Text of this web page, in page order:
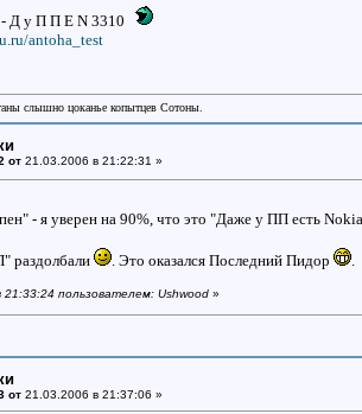
- Д у П П Е N 3310
antoha_test
слышно цоканье копытцев Сотоны.
от 21.03.2006 в 21:22:31 »
- я уверен на 90%, что это "Даже у ПП есть
раздолбали . Это оказался Последний Пидор .
пользователем: Ushwood »
от 21.03.2006 в 21:37:06 »